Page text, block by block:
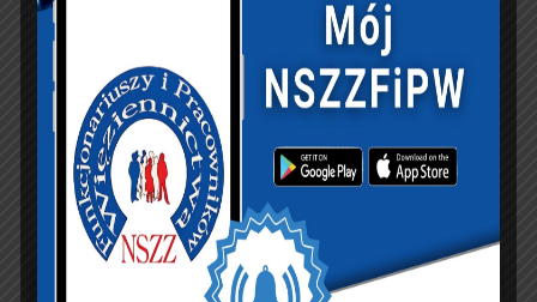
NASZ FACEBOOK
UBEZPIECZENIA